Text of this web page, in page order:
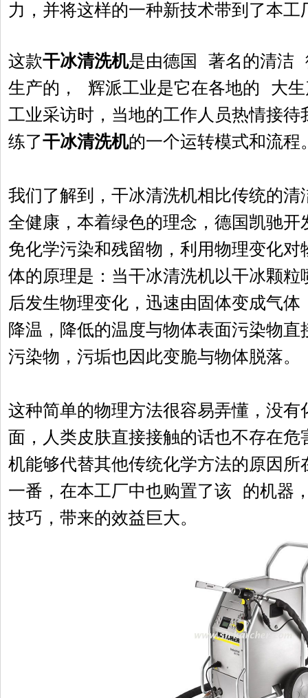
力，并将这样的一种新技术带到了本工
这款干冰清洗机是由德国 著名的清洁
生产的， 辉派工业是它在各地的 大
工业采访时，当地的工作人员热情接待
练了干冰清洗机的一个运转模式和流程
我们了解到， 干冰清洗机相比传统的清
全健康，本着绿色的理念，德国凯驰开
免化学污染和残留物，利用物理变化
体的原理是：当干冰清洗机以干冰颗粒
后发生物理变化，迅速由固体变成气
降温，降低的温度与物体表面污染物
污染物，污垢也因此变脆与物体脱落。
这种简单的物理方法很容易弄懂，没有
面，人类皮肤直接接触的话也不存在危
机能够代替其他传统化学方法的原因所
一番，在本工厂中也购置了该 的机器
技巧，带来的效益巨大。